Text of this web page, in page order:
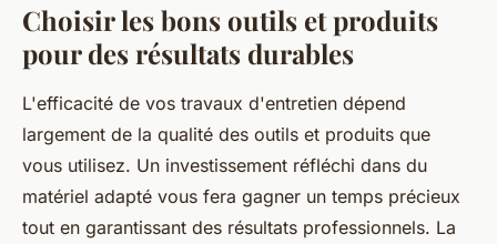
Choisir les bons outils et produits
pour des résultats durables
L'efficacité de vos travaux d'entretien dépend
largement de la qualité des outils et produits que
vous utilisez. Un investissement réfléchi dans du
matériel adapté vous fera gagner un temps précieux
tout en garantissant des résultats professionnels. La